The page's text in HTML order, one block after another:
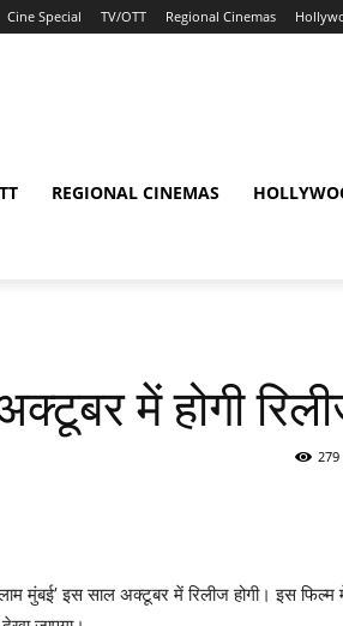
Cine Special TV/OTT Regional Cinemas
REGIONAL CINEMAS
में होगी
279
मुंबई’ इस साल अक्टूबर में रिलीज होगी। इस फिल्म